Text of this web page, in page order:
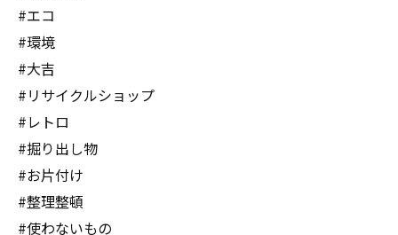
#エコ
#環境
#大吉
#リサイクルショップ
#レトロ
#掘り出し物
#お片付け
#整理整頓
#使わないもの